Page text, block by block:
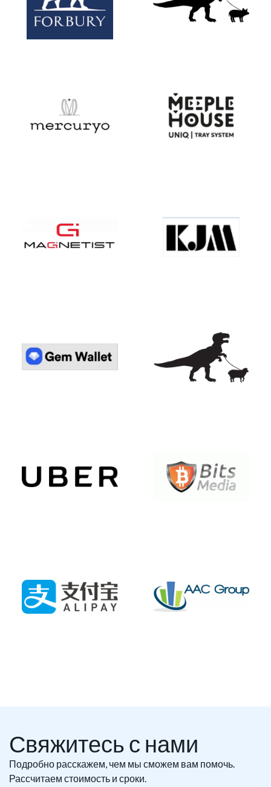
Свяжитесь с нами
Подробно расскажем, чем мы сможем вам помочь.
Рассчитаем стоимость и сроки.